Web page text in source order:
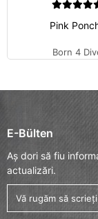
Pink
Born 4
E-Bülten
Aș dori să fiu
actualizări.